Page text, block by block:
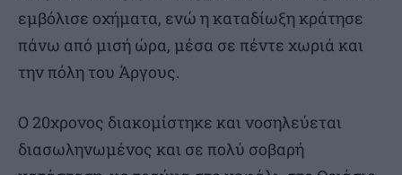
εμβόλισε οχήματα, ενώ η καταδίωξη κράτησε
πάνω από μισή ώρα, μέσα σε πέντε χωριά και
την πόλη του Άργους.
Ο 20χρονος διακομίστηκε και νοσηλεύεται
διασωληνωμένος και σε πολύ σοβαρή